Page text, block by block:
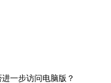
一步访问电脑版？